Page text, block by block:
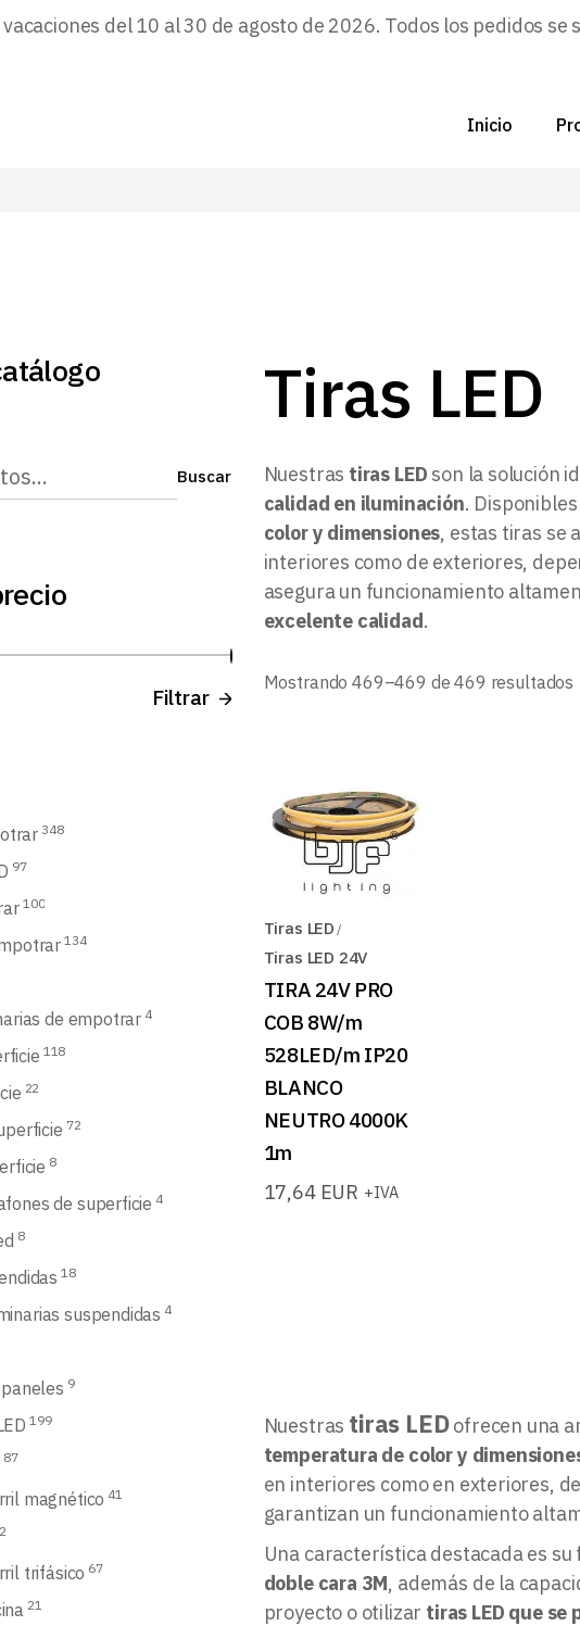
del 10 al 30 de agosto de 2026. Todos los pedidos
Inicio
Tiras LED
Nuestras tiras LED son la solución
calidad en iluminación.
color y dimensiones, estas tiras se
interiores como de exteriores,
asegura un funcionamiento
excelente calidad.
Mostrando 469–469 de 469 resultados
Tiras LED
Tiras LED 24V
TIRA 24V PRO
COB 8W/m
528LED/m IP20
BLANCO
NEUTRO 4000K
1m
17,64 EUR +IVA
Nuestras tiras LEDofrecen una
temperatura de color y
en interiores como en exteriores,
garantizan un funcionamiento
Una característica destacada es
doble cara 3M, además de la
proyecto o otilizar tiras LED que
Buscar
Precio
mínimo
Precio
máximo
Filtrar
348
97
100
134
de empotrar 4
118
22
72
8
de superficie 4
8
18
suspendidas 4
9
199
87
magnético 41
trifásico 67
21